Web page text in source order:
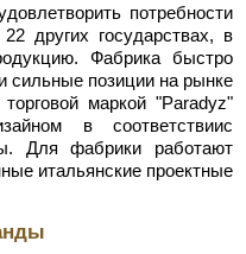
потребности
других государствах, в
Фабрика быстро
сильные позиции на рынке
маркой "Paradyz"
в соответствиис
Для фабрики работают
итальянские проектные